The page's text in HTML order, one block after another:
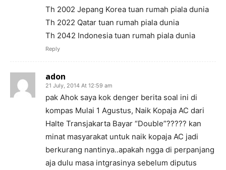
Th 2002 Jepang Korea tuan rumah piala dunia
Th 2022 Qatar tuan rumah piala dunia
Th 2042 Indonesia tuan rumah piala dunia
Reply
adon
21 July, 2014 At 12:59 am
pak Ahok saya kok denger berita soal ini di
kompas Mulai 1 Agustus, Naik Kopaja AC dari
Halte Transjakarta Bayar “Double”????? kan
minat masyarakat untuk naik kopaja AC jadi
berkurang nantinya..apakah ngga di perpanjang
aja dulu masa intgrasinya sebelum diputus